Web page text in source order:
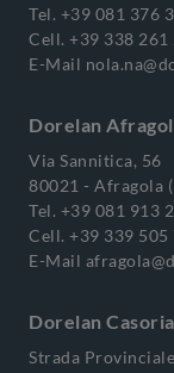
Tel. +39 081 376
Cell. +39 338 261
E-Mail
Dorelan
Via Sannitica, 56
80021 - Afragola
Tel. +39 081 913
Cell. +39 339 505
E-Mail
Dorelan Casoria
Strada